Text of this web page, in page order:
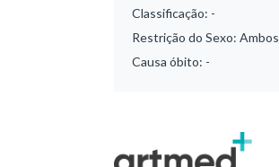
Classificação: -
Restrição do Sexo: Ambos
Causa óbito: -